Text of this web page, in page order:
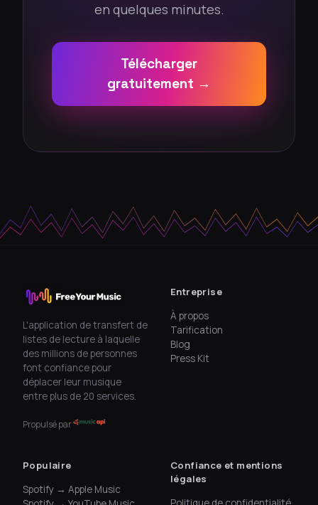
en quelques minutes.
Télécharger
gratuitement →
L'application de transfert de
listes de lecture à laquelle
des millions de personnes
font confiance pour
déplacer leur musique
entre plus de 20 services.
Propulsé par
Entreprise
À propos
Tarification
Blog
Press Kit
Populaire
Spotify → Apple Music
Confiance et mentions
légales